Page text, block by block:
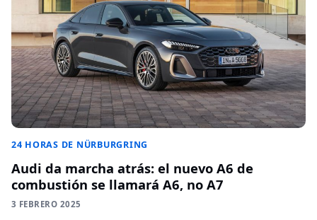
24 HORAS DE NÜRBURGRING
Audi da marcha atrás: el nuevo A6 de
combustión se llamará A6, no A7
3 FEBRERO 2025